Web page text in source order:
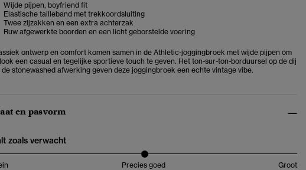
Wijde pijpen, boyfriend fit
Elastische tailleband met trekkoordsluiting
Twee zijzakken en een extra achterzak
Ruw afgewerkte boorden en een licht geborstelde voering
ontwerp en comfort komen samen in de Athletic-joggingbroek met wijde pijpen om
een casual en tegelijke sportieve touch te geven. Het ton-sur-ton-borduursel op de dij
de stonewashed afwerking geven deze joggingbroek een echte vintage vibe.
en pasvorm
zoals verwacht
Precies goed Groot